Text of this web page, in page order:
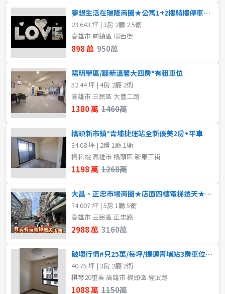
夢想生活在瑞隆商圈★公寓1+2樓騎樓停車★全屋翻新
23.643 坪 | 3房 2廳 2.5衛
高雄市 前鎮區 瑞西街
898 萬 950萬
陽明學區/翻新溫馨大四房*有租車位
52.44 坪 | 4房 2廳 2衛
高雄市 三民區 大豐二路
1380 萬 1460萬
橋頭新市鎮*青埔捷運站全新優美2房+平車
34.08 坪 | 2房 1廳 1衛
橋科綻 高雄市 橋頭區 新東三街
1198 萬 1268萬
大昌、正忠市場商圈★店面四樓電梯透天★前後路
74.007 坪 | 5房 1廳 5衛
高雄市 三民區 正忠路
2988 萬 3160萬
破壞行情#只25萬/每坪/捷運青埔站3房車位六年屋
40.75 坪 | 3房 2廳 2衛
棋琴20重奏 高雄市 橋頭區 經武路
1088 萬 1150萬